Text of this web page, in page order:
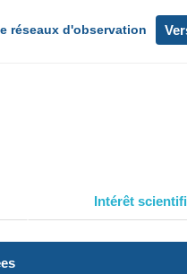
réseaux d'observation
Intérêt